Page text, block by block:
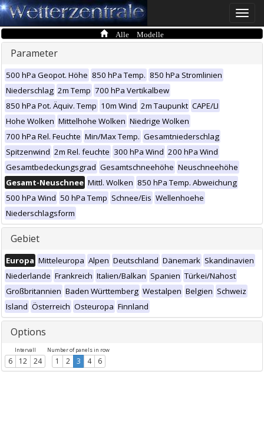
Toggle
Alle Modelle
Parameter
500 hPa Geopot. Höhe 850 hPa Temp. 850 hPa Stromlinien
Niederschlag 2m Temp 700 hPa Vertikalbew
850 hPa Pot. Äquiv. Temp 10m Wind 2m Taupunkt CAPE/LI
Hohe Wolken Mittelhohe Wolken Niedrige Wolken
700 hPa Rel. Feuchte Min/Max Temp. Gesamtniederschlag
Spitzenwind 2m Rel. feuchte 300 hPa Wind 200 hPa Wind
Gesamtbedeckungsgrad Gesamtschneehöhe Neuschneehöhe
Gesamt-Neuschnee Mittl. Wolken 850 hPa Temp. Abweichung
500 hPa Wind 50 hPa Temp Schnee/Eis Wellenhoehe
Niederschlagsform
Gebiet
Europa Mitteleuropa Alpen Deutschland Dänemark Skandinavien
Niederlande Frankreich Italien/Balkan Spanien Türkei/Nahost
Großbritannien Baden Württemberg Westalpen Belgien Schweiz
Island Österreich Osteuropa Finnland
Options
Intervall
6 12 24
Number of panels in row
1 2 3 4 6